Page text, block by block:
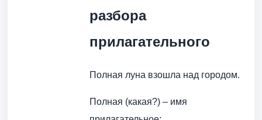
разбора
прилагательного
Полная луна взошла над городом.
Полная (какая?) – имя